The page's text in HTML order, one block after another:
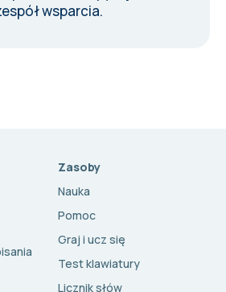
wsparcia.
Zasoby
Nauka
Pomoc
Graj i ucz się
Test klawiatury
Licznik słów